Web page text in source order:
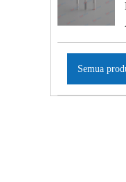
Semua